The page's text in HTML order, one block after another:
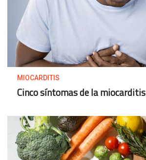
MIOCARDITIS
Cinco síntomas de la miocarditis